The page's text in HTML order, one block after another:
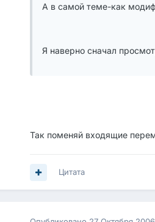
А в самой теме-как
Я наверно сначал
Так поменяй входящие
Цитата